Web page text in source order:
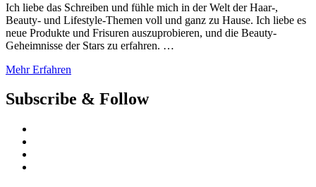
Ich liebe das Schreiben und fühle mich in der Welt der Haar-,
Beauty- und Lifestyle-Themen voll und ganz zu Hause. Ich liebe es
neue Produkte und Frisuren auszuprobieren, und die Beauty-
Geheimnisse der Stars zu erfahren. …
Mehr Erfahren
Subscribe & Follow